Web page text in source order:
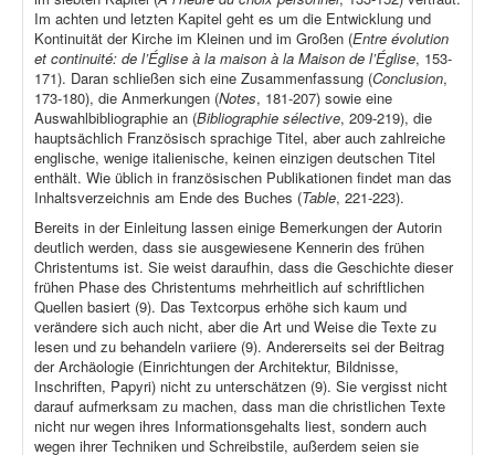
Im achten und letzten Kapitel geht es um die Entwicklung und
Kontinuität der Kirche im Kleinen und im Großen (Entre évolution
et continuité: de l’Église à la maison à la Maison de l’Église, 153-
171). Daran schließen sich eine Zusammenfassung (Conclusion,
173-180), die Anmerkungen (Notes, 181-207) sowie eine
Auswahlbibliographie an (Bibliographie sélective, 209-219), die
hauptsächlich Französisch sprachige Titel, aber auch zahlreiche
englische, wenige italienische, keinen einzigen deutschen Titel
enthält. Wie üblich in französischen Publikationen findet man das
Inhaltsverzeichnis am Ende des Buches (Table, 221-223).
Bereits in der Einleitung lassen einige Bemerkungen der Autorin
deutlich werden, dass sie ausgewiesene Kennerin des frühen
Christentums ist. Sie weist daraufhin, dass die Geschichte dieser
frühen Phase des Christentums mehrheitlich auf schriftlichen
Quellen basiert (9). Das Textcorpus erhöhe sich kaum und
verändere sich auch nicht, aber die Art und Weise die Texte zu
lesen und zu behandeln variiere (9). Andererseits sei der Beitrag
der Archäologie (Einrichtungen der Architektur, Bildnisse,
Inschriften, Papyri) nicht zu unterschätzen (9). Sie vergisst nicht
darauf aufmerksam zu machen, dass man die christlichen Texte
nicht nur wegen ihres Informationsgehalts liest, sondern auch
wegen ihrer Techniken und Schreibstile, außerdem seien sie